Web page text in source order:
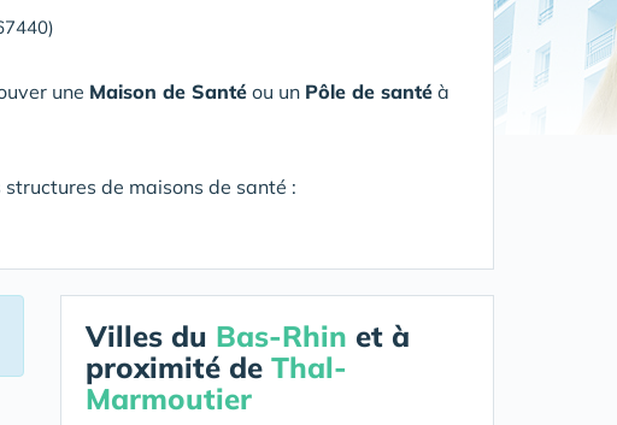
une Maison de Santé ou un Pôle de santé à
de maisons de santé :
Villes du Bas-Rhin et à
proximité de Thal-
Marmoutier